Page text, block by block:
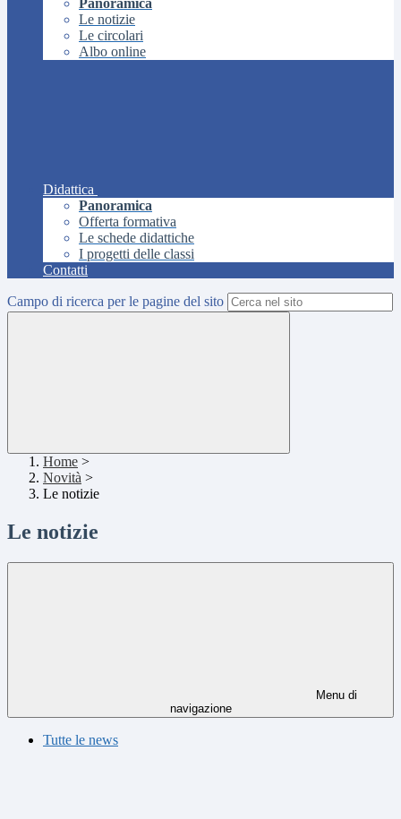
Panoramica
Le notizie
Le circolari
Albo online
Didattica
Panoramica
Offerta formativa
Le schede didattiche
I progetti delle classi
Contatti
Campo di ricerca per le pagine del sito
Home >
Novità >
Le notizie
Le notizie
Menu di
navigazione
Tutte le news